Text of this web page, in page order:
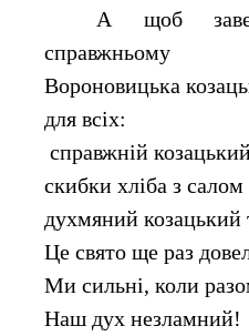
А щоб
справжньому
Вороновицька
для всіх:
справжній
скибки хліба з салом
духмяний козацький
Це свято ще раз
Ми сильні, коли
Наш дух незламний!